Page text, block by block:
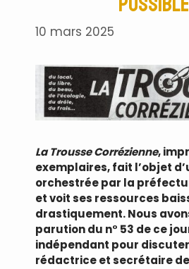
10 mars 2025
La Trousse Corrézienne,
exemplaires, fait l’objet
orchestrée par la
et voit ses ressources
drastiquement. Nous
parution du n° 53 de ce
indépendant pour
rédactrice et secrétaire